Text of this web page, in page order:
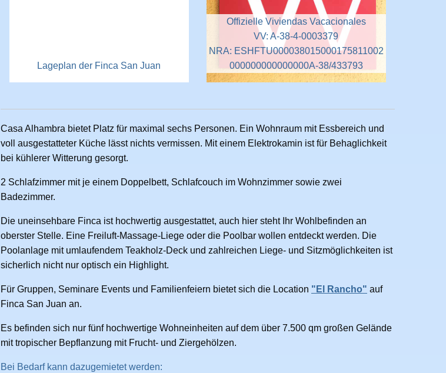
Lageplan der Finca San Juan
Offizielle Viviendas Vacacionales
VV: A-38-4-0003379
NRA: ESHFTU000038015000175811002
000000000000000A-38/433793
Casa Alhambra bietet Platz für maximal sechs Personen. Ein Wohnraum mit Essbereich und
voll ausgestatteter Küche lässt nichts vermissen. Mit einem Elektrokamin ist für Behaglichkeit
bei kühlerer Witterung gesorgt.
2 Schlafzimmer mit je einem Doppelbett, Schlafcouch im Wohnzimmer sowie zwei
Badezimmer.
Die uneinsehbare Finca ist hochwertig ausgestattet, auch hier steht Ihr Wohlbefinden an
oberster Stelle. Eine Freiluft-Massage-Liege oder die Poolbar wollen entdeckt werden. Die
Poolanlage mit umlaufendem Teakholz-Deck und zahlreichen Liege- und Sitzmöglichkeiten ist
sicherlich nicht nur optisch ein Highlight.
Für Gruppen, Seminare Events und Familienfeiern bietet sich die Location "El Rancho" auf
Finca San Juan an.
Es befinden sich nur fünf hochwertige Wohneinheiten auf dem über 7.500 qm großen Gelände
mit tropischer Bepflanzung mit Frucht- und Ziergehölzen.
Bei Bedarf kann dazugemietet werden: